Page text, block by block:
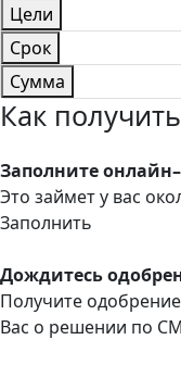
Цели
Срок
Сумма
Как
Заполните
Это займет у вас
Заполнить
Дождитесь
Получите
Вас о решении по